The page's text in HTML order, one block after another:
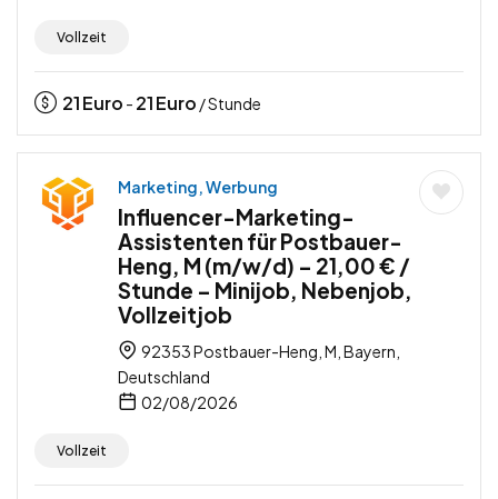
Vollzeit
21Euro - 21Euro / Stunde
Marketing, Werbung
Influencer-Marketing-
Assistenten für Postbauer-
Heng, M (m/w/d) – 21,00 € /
Stunde – Minijob, Nebenjob,
Vollzeitjob
92353 Postbauer-Heng, M, Bayern,
Deutschland
02/08/2026
Vollzeit